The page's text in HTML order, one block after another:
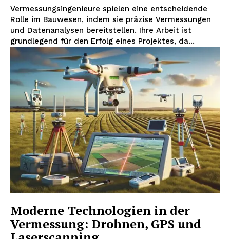
Vermessungsingenieure spielen eine entscheidende
Rolle im Bauwesen, indem sie präzise Vermessungen
und Datenanalysen bereitstellen. Ihre Arbeit ist
grundlegend für den Erfolg eines Projektes, da...
Moderne Technologien in der
Vermessung: Drohnen, GPS und